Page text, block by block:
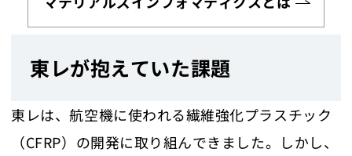
東レが抱えていた課題
東レは、航空機に使われる繊維強化プラスチック
（CFRP）の開発に取り組んできました。しかし、